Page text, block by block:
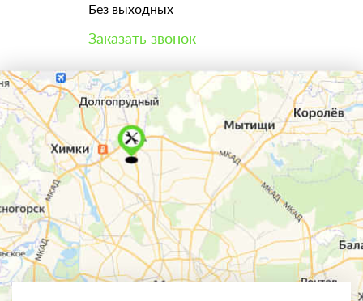
Без выходных
Заказать звонок